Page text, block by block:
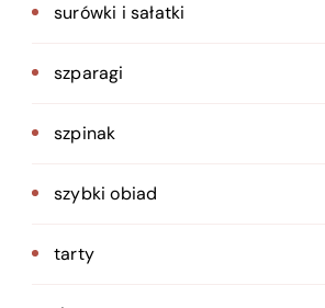
surówki i sałatki
szparagi
szpinak
szybki obiad
tarty